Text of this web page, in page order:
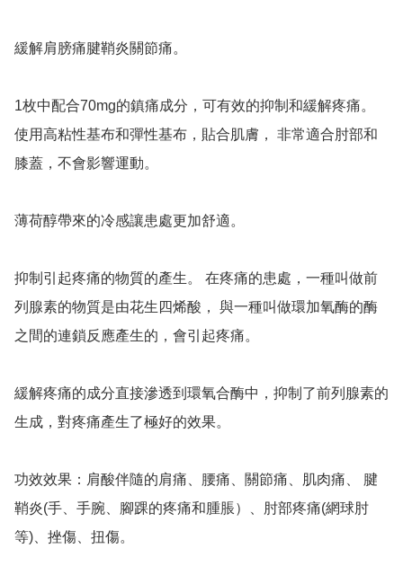
緩解肩膀痛腱鞘炎關節痛。
1枚中配合70mg的鎮痛成分，可有效的抑制和緩解疼痛。
使用高粘性基布和彈性基布，貼合肌膚， 非常適合肘部和
膝蓋，不會影響運動。
薄荷醇帶來的冷感讓患處更加舒適。
抑制引起疼痛的物質的產生。 在疼痛的患處，一種叫做前
列腺素的物質是由花生四烯酸， 與一種叫做環加氧酶的酶
之間的連鎖反應產生的，會引起疼痛。
緩解疼痛的成分直接滲透到環氧合酶中，抑制了前列腺素的
生成，對疼痛產生了極好的效果。
功效效果：肩酸伴隨的肩痛、腰痛、關節痛、肌肉痛、 腱
鞘炎(手、手腕、腳踝的疼痛和腫脹）、肘部疼痛(網球肘
等)、挫傷、扭傷。